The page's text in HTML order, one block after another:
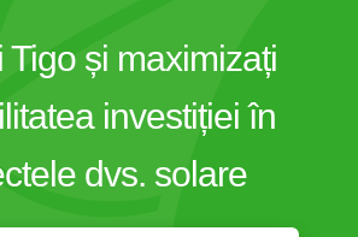
Tigo și maximizați
investiției în
dvs. solare